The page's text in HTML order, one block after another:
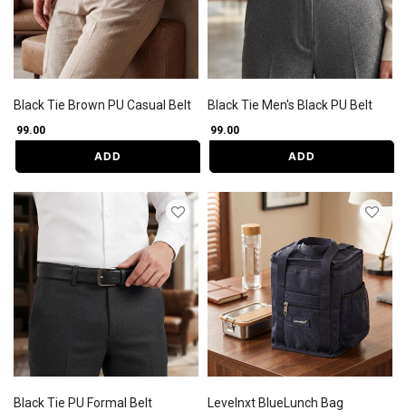
Black Tie Brown PU Casual Belt
₹ 99.00
ADD
Black Tie Men's Black PU Belt
₹ 99.00
ADD
Black Tie PU Formal Belt Levelnxt BlueLunch Bag